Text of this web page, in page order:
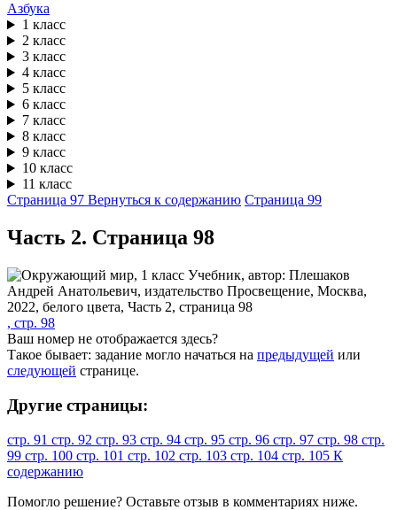
Азбука
1 класс
2 класс
3 класс
4 класс
5 класс
6 класс
7 класс
8 класс
9 класс
10 класс
11 класс
Страница 97 Вернуться к содержанию Страница 99
Часть 2. Cтраница 98
, стр. 98
Ваш номер не отображается здесь?
Такое бывает: задание могло начаться на предыдущей или
следующей странице.
Другие страницы:
стр. 91 стр. 92 стр. 93 стр. 94 стр. 95 стр. 96 стр. 97 стр. 98 стр.
99 стр. 100 стр. 101 стр. 102 стр. 103 стр. 104 стр. 105 К
содержанию
Помогло решение? Оставьте отзыв в комментариях ниже.